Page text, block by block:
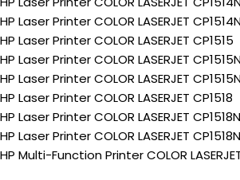
HP Laser Printer COLOR LASERJET
HP Laser Printer COLOR LASERJET CP1515
HP Laser Printer COLOR LASERJET
HP Laser Printer COLOR LASERJET
HP Laser Printer COLOR LASERJET CP1518
HP Laser Printer COLOR LASERJET CP1518N
HP Laser Printer COLOR LASERJET
HP Multi-Function Printer COLOR LASERJET